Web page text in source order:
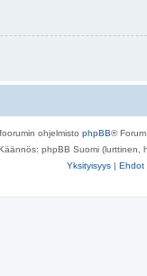
ohjelmisto phpBB®
phpBB Suomi (lurttinen,
Yksityisyys | Ehdot